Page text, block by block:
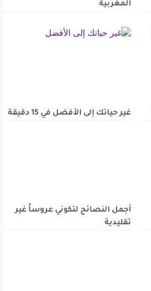
المغربية
غير حياتك إلى الأفضل في 15 دقيقة
أجمل النصائح لتكوني عروساً غير
تقليدية